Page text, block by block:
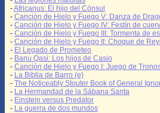
-Africanus: El hijo del Cónsul
- Canción de Hielo y Fuego V: Danza de
- Canción de Hielo y Fuego IV: Festín de
- Canción de Hielo y Fuego III: Tormenta de
- Canción de Hielo y Fuego II: Choque de
- El Legado de Prometeo
- Banu Qasi: Los hijos de Casio
- Canción de Hielo y Fuego I: Juego de
- La Biblia de Barro (e)
- The Noticeably Stouter Book of General
- La Hermandad de la Sábana Santa
- Einstein versus Predator
- La guerra de dos mundos